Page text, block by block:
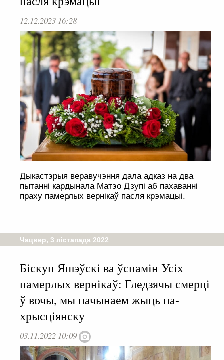
12.12.2023 16:28
Дыкастэрыя веравучэння дала адказ на два
пытанні кардынала Матэо Дзупі аб пахаванні
праху памерлых вернікаў пасля крэмацыі.
Чацвер, 3 лістапада 2022
Біскуп Яшэўскі ва ўспамін Усіх
памерлых вернікаў: Гледзячы смерці
ў вочы, мы пачынаем жыць па-
хрысціянску
03.11.2022 10:09